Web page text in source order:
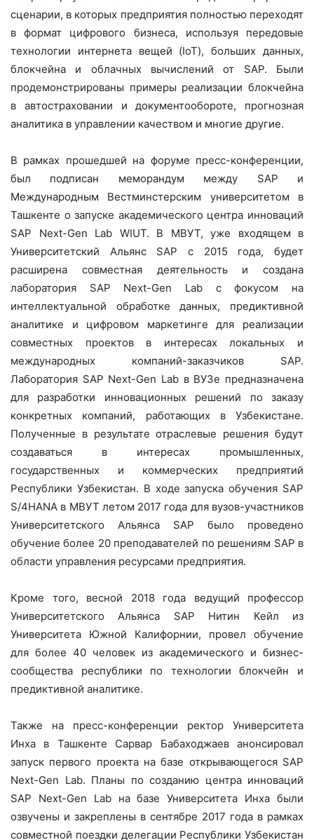
сценарии, в которых предприятия полностью переходят
в формат цифрового бизнеса, используя передовые
технологии интернета вещей (IoT), больших данных,
блокчейна и облачных вычислений от SAP. Были
продемонстрированы примеры реализации блокчейна
в автостраховании и документообороте, прогнозная
аналитика в управлении качеством и многие другие.
В рамках прошедшей на форуме пресс-конференции,
был подписан меморандум между SAP и
Международным Вестминстерским университетом в
Ташкенте о запуске академического центра инноваций
SAP Next-Gen Lab WIUT. В МВУТ, уже входящем в
Университетский Альянс SAP c 2015 года, будет
расширена совместная деятельность и создана
лаборатория SAP Next-Gen Lab c фокусом на
интеллектуальной обработке данных, предиктивной
аналитике и цифровом маркетинге для реализации
совместных проектов в интересах локальных и
международных компаний-заказчиков SAP.
Лаборатория SAP Next-Gen Lab в ВУЗе предназначена
для разработки инновационных решений по заказу
конкретных компаний, работающих в Узбекистане.
Полученные в результате отраслевые решения будут
создаваться в интересах промышленных,
государственных и коммерческих предприятий
Республики Узбекистан. В ходе запуска обучения SAP
S/4HANA в МВУТ летом 2017 года для вузов-участников
Университетского Альянса SAP было проведено
обучение более 20 преподавателей по решениям SAP в
области управления ресурсами предприятия.
Кроме того, весной 2018 года ведущий профессор
Университетского Альянса SAP Нитин Кейл из
Университета Южной Калифорнии, провел обучение
для более 40 человек из академического и бизнес-
сообщества республики по технологии блокчейн и
предиктивной аналитике.
Также на пресс-конференции ректор Университета
Инха в Ташкенте Сарвар Бабаходжаев анонсировал
запуск первого проекта на базе открывающегося SAP
Next-Gen Lab. Планы по созданию центра инноваций
SAP Next-Gen Lab на базе Университета Инха были
озвучены и закреплены в сентябре 2017 года в рамках
совместной поездки делегации Республики Узбекистан